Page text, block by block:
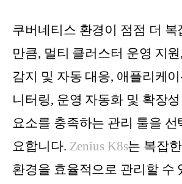
쿠버네티스 환경이 점점 더 복
만큼, 멀티 클러스터 운영 지
감지 및 자동 대응, 애플리케
니터링, 운영 자동화 및 확장
요소를 충족하는 관리 툴을
요합니다. Zenius K8s는 복잡
환경을 효율적으로 관리할 수